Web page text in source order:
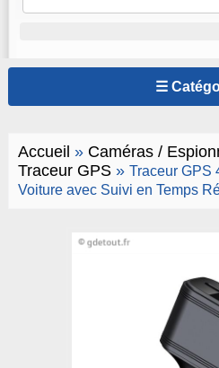
☰
Accueil » Caméras /
Traceur GPS» Traceur GPS
Voiture avec Suivi en Temps